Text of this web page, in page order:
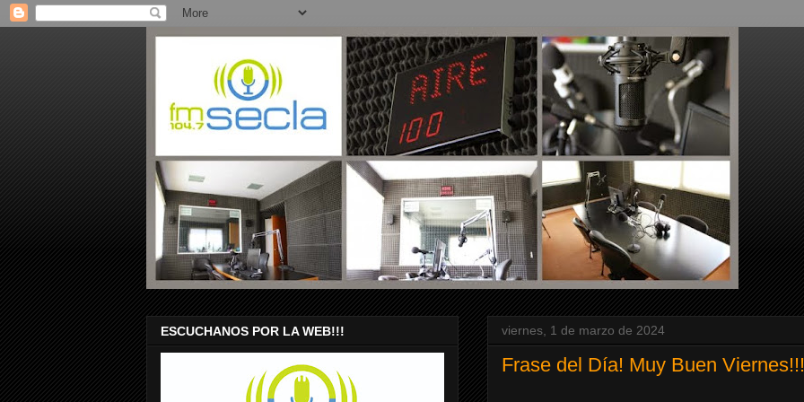
viernes, 1 de marzo de 2024
Frase del Día! Muy Buen Viernes!!!
ESCUCHANOS POR LA WEB!!!